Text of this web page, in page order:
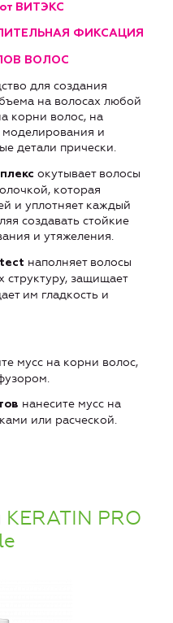
ВИТЭКС
ФИКСАЦИЯ
ВОЛОС
для создания
на волосах любой
корни волос, на
и
детали прически.
окутывает волосы
которая
и уплотняет каждый
создавать стойкие
и утяжеления.
наполняет волосы
структуру, защищает
им гладкость и
мусс на корни волос,
нанесите мусс на
или расческой.
KERATIN PRO